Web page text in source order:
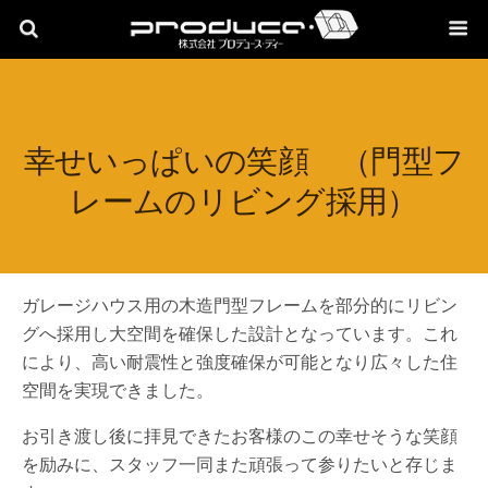
幸せいっぱいの笑顔 （門型フ
レームのリビング採用）
ガレージハウス用の木造門型フレームを部分的にリビン
グへ採用し大空間を確保した設計となっています。これ
により、高い耐震性と強度確保が可能となり広々した住
空間を実現できました。
お引き渡し後に拝見できたお客様のこの幸せそうな笑顔
を励みに、スタッフ一同また頑張って参りたいと存じま